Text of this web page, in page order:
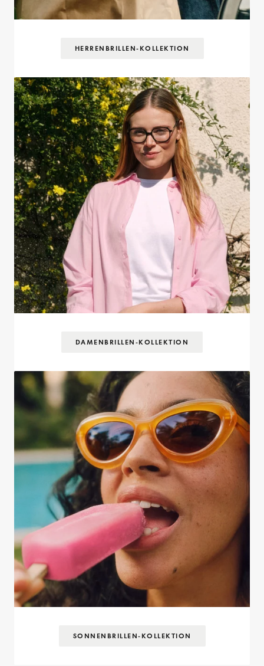
HERRENBRILLEN-KOLLEKTION
DAMENBRILLEN-KOLLEKTION
SONNENBRILLEN-KOLLEKTION